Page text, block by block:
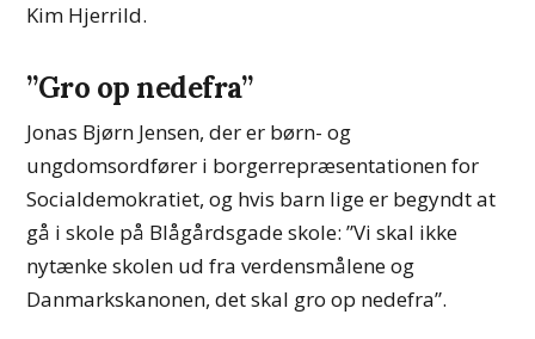
Kim Hjerrild.
”Gro op nedefra”
Jonas Bjørn Jensen, der er børn- og
ungdomsordfører i borgerrepræsentationen for
Socialdemokratiet, og hvis barn lige er begyndt at
gå i skole på Blågårdsgade skole: ”Vi skal ikke
nytænke skolen ud fra verdensmålene og
Danmarkskanonen, det skal gro op nedefra”.